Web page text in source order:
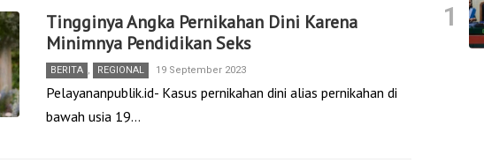
Tingginya Angka Pernikahan Dini Karena
Minimnya Pendidikan Seks
BERITA , REGIONAL 19 September 2023
Pelayananpublik.id- Kasus pernikahan dini alias pernikahan di
bawah usia 19…
1